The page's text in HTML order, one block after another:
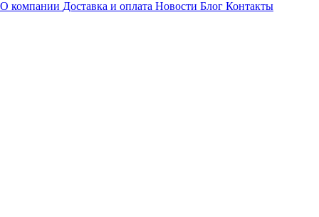
О компании Доставка и оплата Новости Блог Контакты